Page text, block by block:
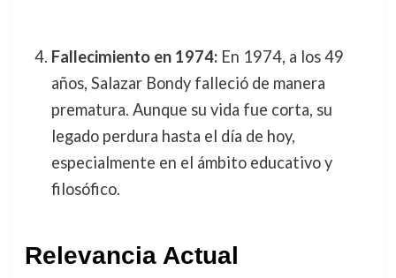
Fallecimiento en 1974:En 1974, a los 49
años, Salazar Bondy falleció de manera
prematura. Aunque su vida fue corta, su
legado perdura hasta el día de hoy,
especialmente en el ámbito educativo y
filosófico.
Relevancia Actual